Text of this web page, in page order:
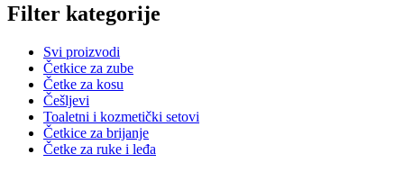
Filter kategorije
Svi proizvodi
Četkice za zube
Četke za kosu
Češljevi
Toaletni i kozmetički setovi
Četkice za brijanje
Četke za ruke i leđa